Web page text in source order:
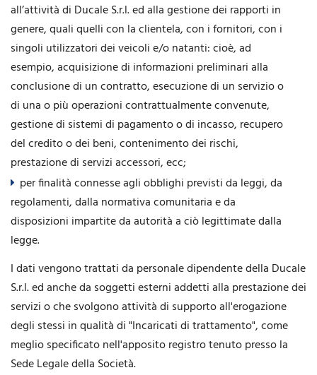
all’attività di Ducale S.r.l. ed alla gestione dei rapporti in
genere, quali quelli con la clientela, con i fornitori, con i
singoli utilizzatori dei veicoli e/o natanti: cioè, ad
esempio, acquisizione di informazioni preliminari alla
conclusione di un contratto, esecuzione di un servizio o
di una o più operazioni contrattualmente convenute,
gestione di sistemi di pagamento o di incasso, recupero
del credito o dei beni, contenimento dei rischi,
prestazione di servizi accessori, ecc;
per finalità connesse agli obblighi previsti da leggi, da
regolamenti, dalla normativa comunitaria e da
disposizioni impartite da autorità a ciò legittimate dalla
legge.
I dati vengono trattati da personale dipendente della Ducale
S.r.l. ed anche da soggetti esterni addetti alla prestazione dei
servizi o che svolgono attività di supporto all'erogazione
degli stessi in qualità di "Incaricati di trattamento", come
meglio specificato nell'apposito registro tenuto presso la
Sede Legale della Società.